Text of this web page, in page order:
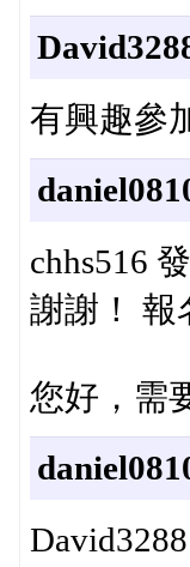
有興趣參
chhs516
謝謝！ 報
您好，需